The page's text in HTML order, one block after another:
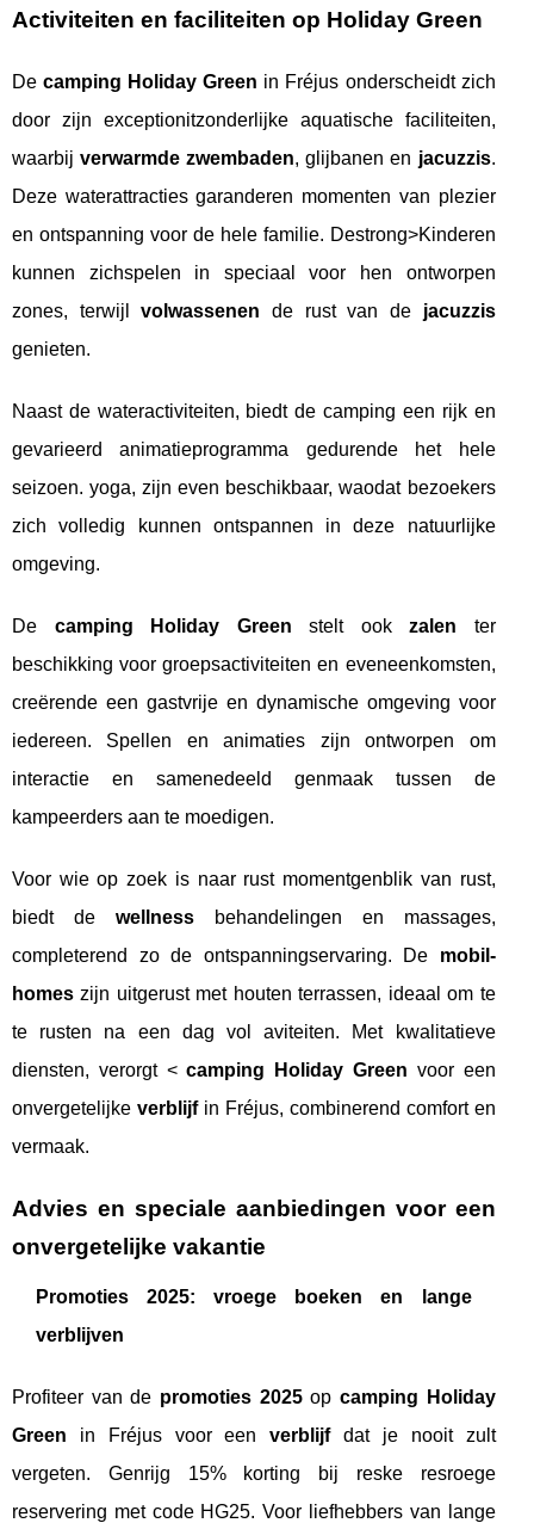
Activiteiten en faciliteiten op Holiday Green
Decamping Holiday Green in Fréjus onderscheidt zich
door zijn exceptionitzonderlijke aquatische faciliteiten,
waarbijverwarmde zwembaden, glijbanen en jacuzzis.
Deze waterattracties garanderen momenten van plezier
en ontspanning voor de hele familie. Destrong>Kinderen
kunnen zichspelen in speciaal voor hen ontworpen
zones, terwijlvolwassenen de rust van de jacuzzis
genieten.
Naast de wateractiviteiten, biedt de camping een rijk en
gevarieerd animatieprogramma gedurende het hele
seizoen. yoga, zijn even beschikbaar, waodat bezoekers
zich volledig kunnen ontspannen in deze natuurlijke
omgeving.
De camping Holiday Green stelt ookzalen ter
beschikking voor groepsactiviteiten en eveneenkomsten,
creërende een gastvrije en dynamische omgeving voor
iedereen. Spellen en animaties zijn ontworpen om
interactie en samenedeeld genmaak tussen de
kampeerders aan te moedigen.
Voor wie op zoek is naar rust momentgenblik van rust,
biedt de wellnessbehandelingen en massages,
completerend zo de ontspanningservaring. De mobil-
homes zijn uitgerust met houten terrassen, ideaal om te
te rusten na een dag vol aviteiten. Met kwalitatieve
diensten, verorgt <camping Holiday Green voor een
onvergetelijke verblijfin Fréjus, combinerend comfort en
vermaak.
Advies en speciale aanbiedingen voor een
onvergetelijke vakantie
Promoties 2025: vroege boeken en lange
verblijven
Profiteer van de promoties 2025op camping Holiday
Green in Fréjus voor eenverblijfdat je nooit zult
vergeten. Genrijg 15% korting bij reske resroege
reservering met code HG25. Voor liefhebbers van lange